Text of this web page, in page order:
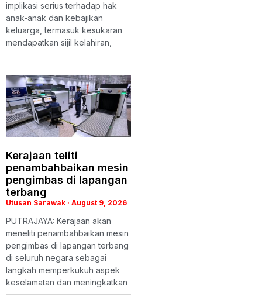
implikasi serius terhadap hak
anak-anak dan kebajikan
keluarga, termasuk kesukaran
mendapatkan sijil kelahiran,
Kerajaan teliti
penambahbaikan mesin
pengimbas di lapangan
terbang
Utusan Sarawak August 9, 2026
PUTRAJAYA: Kerajaan akan
meneliti penambahbaikan mesin
pengimbas di lapangan terbang
di seluruh negara sebagai
langkah memperkukuh aspek
keselamatan dan meningkatkan